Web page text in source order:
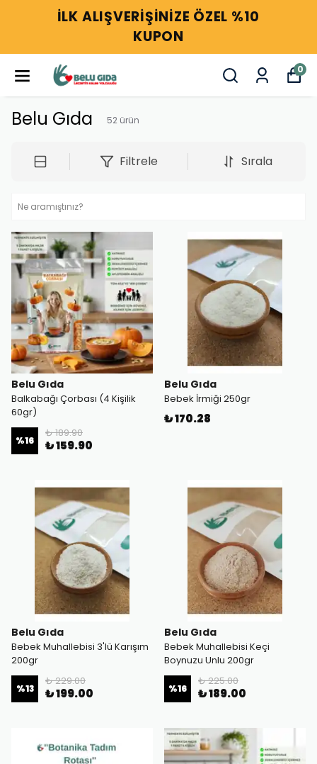
1000 TL ÜZERİ KARGO BEDAVA
0
Belu Gıda 52 ürün
Filtrele Sırala
Belu Gıda
Balkabağı Çorbası (4 Kişilik
60gr)
%16
₺ 189.90
₺ 159.90
Belu Gıda
Bebek İrmiği 250gr
₺ 170.28
Belu Gıda
Bebek Muhallebisi 3'lü Karışım
200gr
%13
₺ 229.00
₺ 199.00
Belu Gıda
Bebek Muhallebisi Keçi
Boynuzu Unlu 200gr
%16
₺ 225.00
₺ 189.00